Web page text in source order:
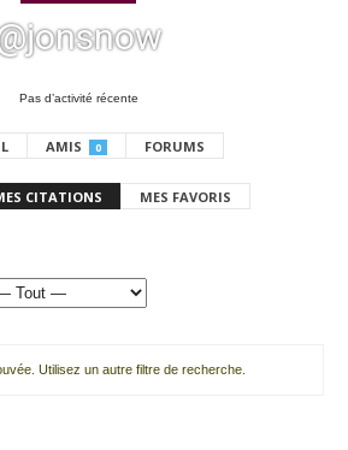
Pas d’activité récente
AMIS 0 FORUMS
CITATIONS MES FAVORIS
Utilisez un autre filtre de recherche.